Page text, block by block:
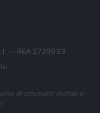
— REA 2729933
di strumenti digitali e